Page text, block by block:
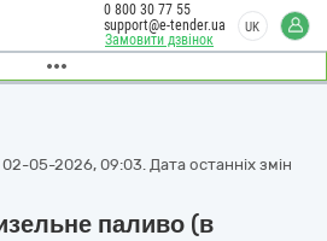
Замовити дзвінок
0 800 30 77 55
support@e-tender.ua
UK
05-2026, 09:03. Дата останніх змін
паливо (в